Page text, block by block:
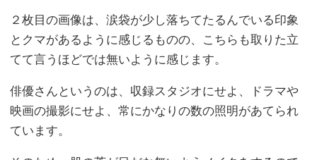
２枚目の画像は、涙袋が少し落ちてたるんでいる印象
とクマがあるように感じるものの、こちらも取りた立
てて言うほどでは無いように感じます。
俳優さんというのは、収録スタジオにせよ、ドラマや
映画の撮影にせよ、常にかなりの数の照明があてられ
ています。